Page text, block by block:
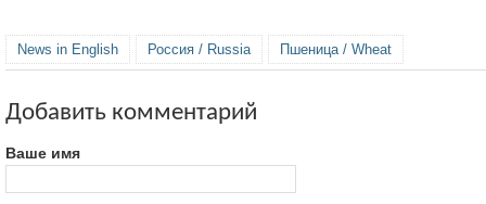
News in English Россия / Russia Пшеница / Wheat
Добавить комментарий
Ваше имя